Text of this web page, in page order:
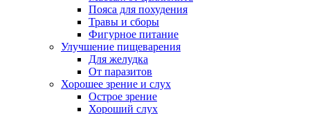
Пояса для похудения
Травы и сборы
Фигурное питание
Улучшение пищеварения
Для желудка
От паразитов
Хорошее зрение и слух
Острое зрение
Хороший слух